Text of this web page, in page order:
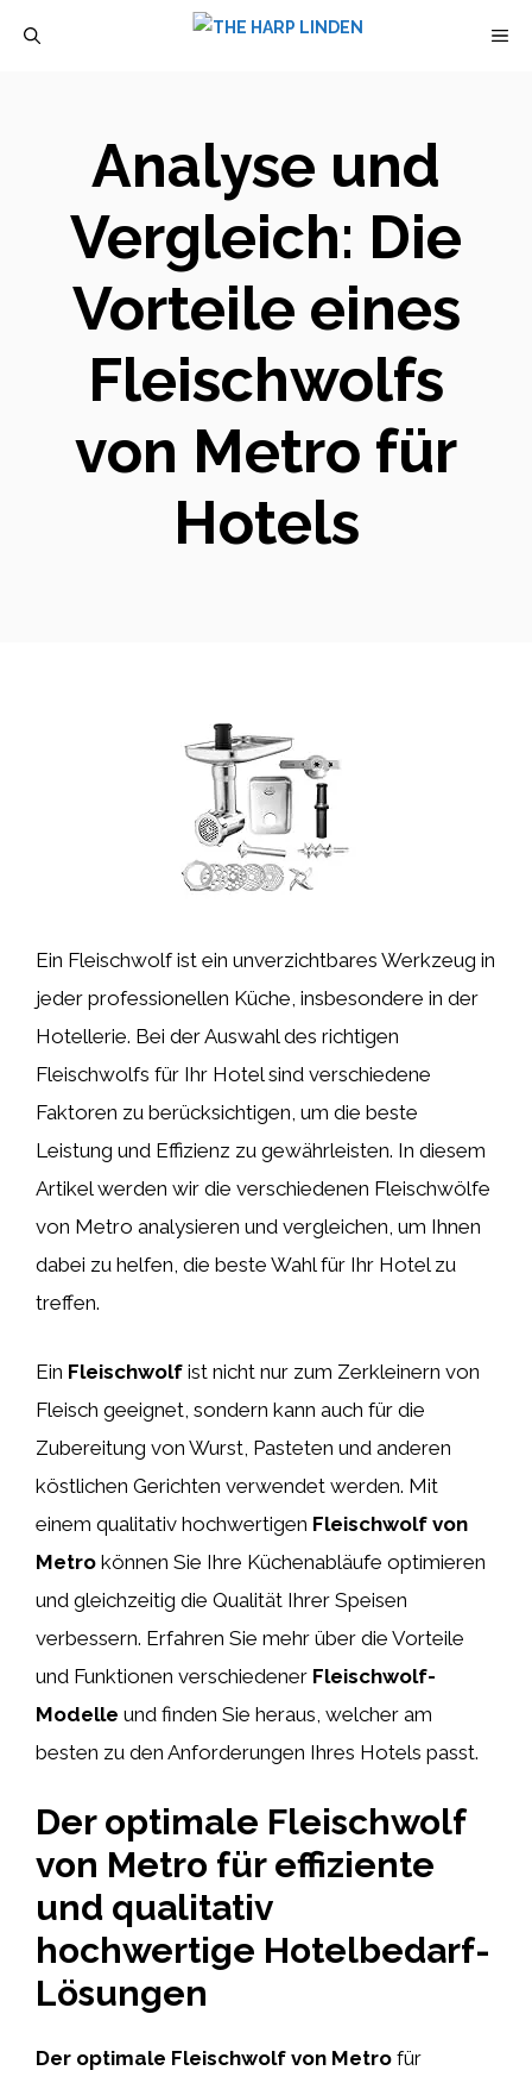
Analyse und
Vergleich: Die
Vorteile eines
Fleischwolfs
von Metro für
Hotels
Ein Fleischwolf ist ein unverzichtbares Werkzeug in
jeder professionellen Küche, insbesondere in der
Hotellerie. Bei der Auswahl des richtigen
Fleischwolfs für Ihr Hotel sind verschiedene
Faktoren zu berücksichtigen, um die beste
Leistung und Effizienz zu gewährleisten. In diesem
Artikel werden wir die verschiedenen Fleischwölfe
von Metro analysieren und vergleichen, um Ihnen
dabei zu helfen, die beste Wahl für Ihr Hotel zu
treffen.
Ein Fleischwolf ist nicht nur zum Zerkleinern von
Fleisch geeignet, sondern kann auch für die
Zubereitung von Wurst, Pasteten und anderen
köstlichen Gerichten verwendet werden. Mit
einem qualitativ hochwertigen Fleischwolf von
Metro können Sie Ihre Küchenabläufe optimieren
und gleichzeitig die Qualität Ihrer Speisen
verbessern. Erfahren Sie mehr über die Vorteile
und Funktionen verschiedener Fleischwolf-
Modelle und finden Sie heraus, welcher am
besten zu den Anforderungen Ihres Hotels passt.
Der optimale Fleischwolf
von Metro für effiziente
und qualitativ
hochwertige Hotelbedarf-
Lösungen
Der optimale Fleischwolf von Metro für